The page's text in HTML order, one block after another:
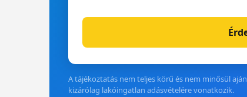
A tájékoztatás nem teljes körű és nem minősül
kizárólag lakóingatlan adásvételére vonatkozik.